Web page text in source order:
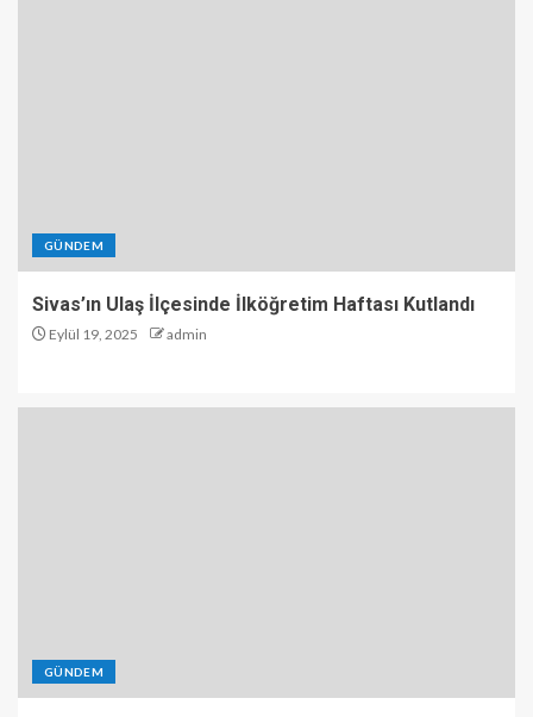
GÜNDEM
Sivas’ın Ulaş İlçesinde İlköğretim Haftası Kutlandı
Eylül 19, 2025 admin
GÜNDEM